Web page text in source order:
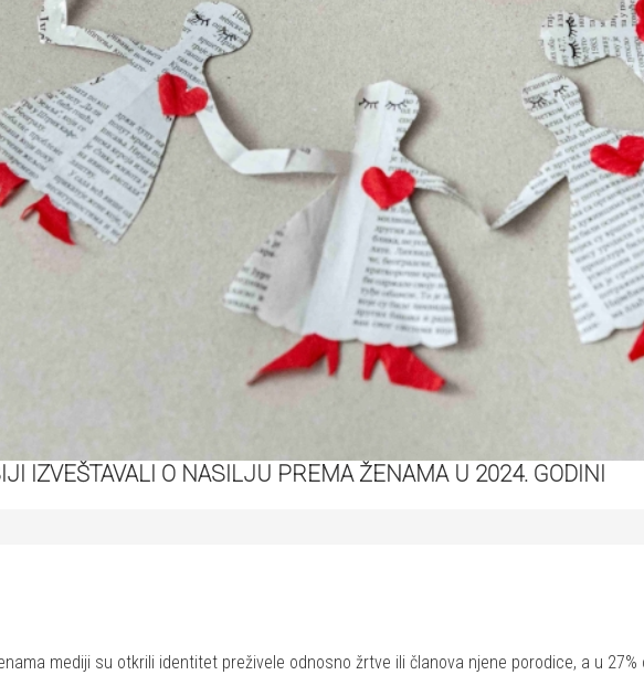
IZVEŠTAVALI O NASILJU PREMA ŽENAMA U 2024. GODINI
mediji su otkrili identitet preživele odnosno žrtve ili članova njene porodice, a u